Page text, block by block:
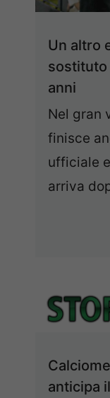
Un altro
sostituto
anni
Nel gran
finisce
ufficiale
arriva
anticipa